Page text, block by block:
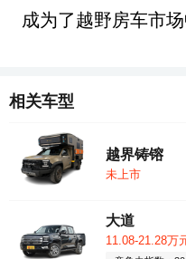
成为了越野房车市场
相关车型
越界铸镕
未上市
大道
11.08-21.28万